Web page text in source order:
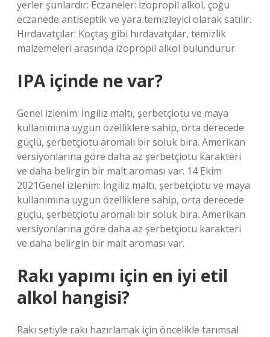
yerler şunlardır: Eczaneler: İzopropil alkol, çoğu
eczanede antiseptik ve yara temizleyici olarak satılır.
Hırdavatçılar: Koçtaş gibi hırdavatçılar, temizlik
malzemeleri arasında izopropil alkol bulundurur.
IPA içinde ne var?
Genel izlenim: İngiliz maltı, şerbetçiotu ve maya
kullanımına uygun özelliklere sahip, orta derecede
güçlü, şerbetçiotu aromalı bir soluk bira. Amerikan
versiyonlarına göre daha az şerbetçiotu karakteri
ve daha belirgin bir malt aroması var. 14 Ekim
2021Genel izlenim: İngiliz maltı, şerbetçiotu ve maya
kullanımına uygun özelliklere sahip, orta derecede
güçlü, şerbetçiotu aromalı bir soluk bira. Amerikan
versiyonlarına göre daha az şerbetçiotu karakteri
ve daha belirgin bir malt aroması var.
Rakı yapımı için en iyi etil
alkol hangisi?
Rakı setiyle rakı hazırlamak için öncelikle tarımsal